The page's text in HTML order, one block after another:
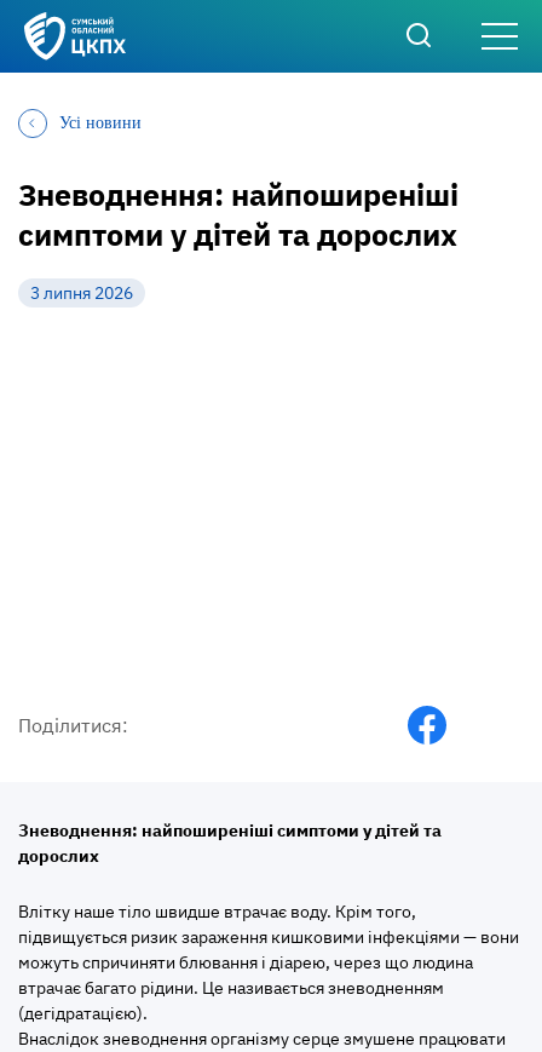
Усі новини
Зневоднення: найпоширеніші
симптоми у дітей та дорослих
3 липня 2026
Поділитися:
Зневоднення: найпоширеніші симптоми у дітей та
дорослих
Влітку наше тіло швидше втрачає воду. Крім того,
підвищується ризик зараження кишковими інфекціями — вони
можуть спричиняти блювання і діарею, через що людина
втрачає багато рідини. Це називається зневодненням
(дегідратацією).
Внаслідок зневоднення організму серце змушене працювати